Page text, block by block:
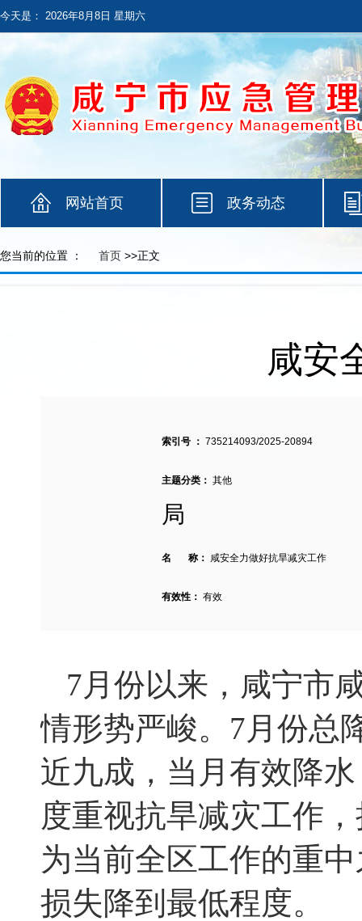
今天是： 2026年8月8日 星期六
网站首页 政务动态
您当前的位置 ： 首页 >>正文
咸安
索引号 ： 735214093/2025-20894
主题分类： 其他
局
名 称： 咸安全力做好抗旱减灾工作
有效性： 有效
7月份以来 ， 咸宁市
情形势严峻。 7月 份总
近九成， 当 月有效降
度重视抗旱减灾工作 ，
为当前全区工作的重
损失降到最低程度。